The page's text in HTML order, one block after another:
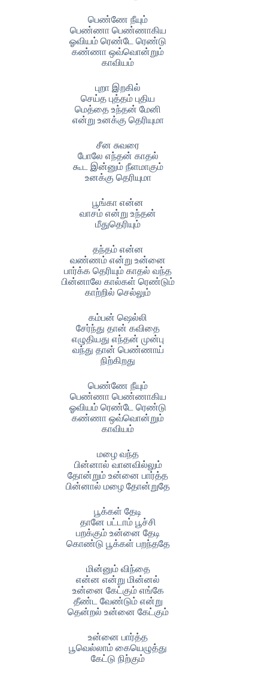
பெண்ணே நீயும்
பெண்ணா பெண்ணாகிய
ஓவியம் ரெண்டே ரெண்டு
கண்ணா ஒவ்வொன்றும்
காவியம்
புறா இறகில்
செய்த புத்தம் புதிய
மெத்தை உந்தன் மேனி
என்று உனக்கு தெரியுமா
சீன சுவரை
போலே எந்தன் காதல்
கூட இன்னும் நீளமாகும்
உனக்கு தெரியுமா
பூங்கா என்ன
வாசம் என்று உந்தன்
மீதுதெரியும்
தந்தம் என்ன
வண்ணம் என்று உன்னை
பார்க்க தெரியும் காதல் வந்த
பின்னாலே கால்கள் ரெண்டும்
காற்றில் செல்லும்
கம்பன் ஷெல்லி
சேர்ந்து தான் கவிதை
எழுதியது எந்தன் முன்பு
வந்து தான் பெண்ணாய்
நிற்கிறது
பெண்ணே நீயும்
பெண்ணா பெண்ணாகிய
ஓவியம் ரெண்டே ரெண்டு
கண்ணா ஒவ்வொன்றும்
காவியம்
மழை வந்த
பின்னால் வானவில்லும்
தோன்றும் உன்னை பார்த்த
பின்னால் மழை தோன்றுதே
பூக்கள் தேடி
தானே பட்டாம் பூச்சி
பறக்கும் உன்னை தேடி
கொண்டு பூக்கள் பறந்ததே
மின்னும் விந்தை
என்ன என்று மின்னல்
உன்னை கேட்கும் எங்கே
தீண்ட வேண்டும் என்று
தென்றல் உன்னை கேட்கும்
உன்னை பார்த்த
பூவெல்லாம் கையெழுத்து
கேட்டு நிற்கும்